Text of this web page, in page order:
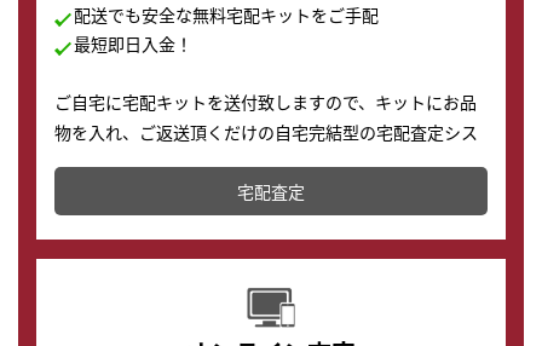
配送でも安全な無料宅配キットをご手配
最短即日入金！
ご自宅に宅配キットを送付致しますので、キットにお品
物を入れ、ご返送頂くだけの自宅完結型の宅配査定シス
テムです。
配送でも簡単&安全に査定・買取に出すことが可能で
す。
宅配査定